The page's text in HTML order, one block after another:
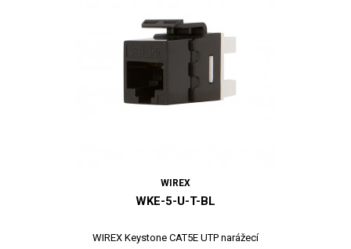
WIREX
WKE-5-U-T-BL
WIREX Keystone CAT5E UTP narážecí